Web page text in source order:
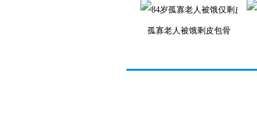
孤寡老人被饿剩皮包骨